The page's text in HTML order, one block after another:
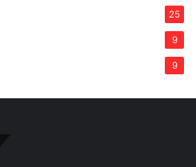
25
9
9